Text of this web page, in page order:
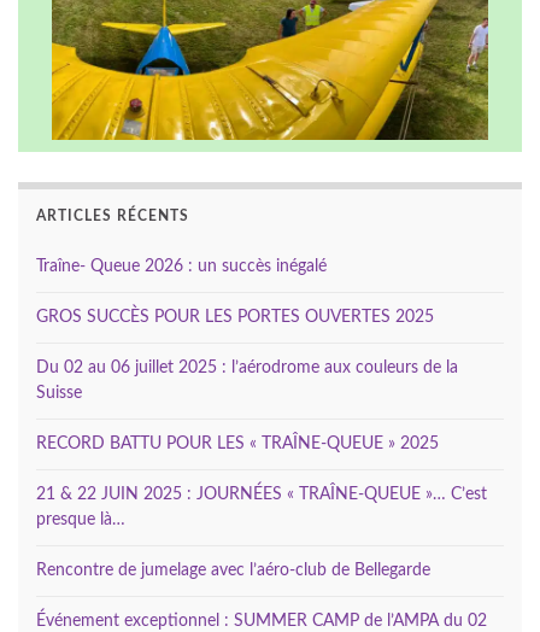
ARTICLES RÉCENTS
Traîne- Queue 2026 : un succès inégalé
GROS SUCCÈS POUR LES PORTES OUVERTES 2025
Du 02 au 06 juillet 2025 : l’aérodrome aux couleurs de la
Suisse
RECORD BATTU POUR LES « TRAÎNE-QUEUE » 2025
21 & 22 JUIN 2025 : JOURNÉES « TRAÎNE-QUEUE »… C’est
presque là…
Rencontre de jumelage avec l’aéro-club de Bellegarde
Événement exceptionnel : SUMMER CAMP de l’AMPA du 02